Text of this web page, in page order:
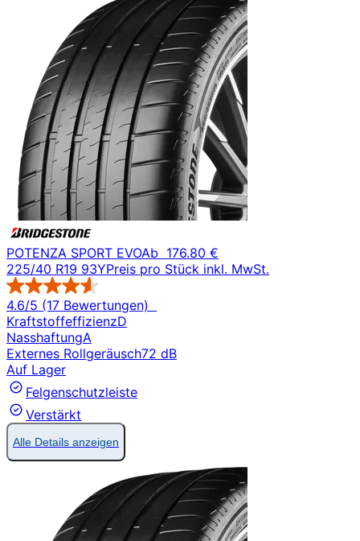
POTENZA SPORT EVOAb 176.80 €
225/40 R19 93YPreis pro Stück inkl. MwSt.
4.6/5 (17 Bewertungen)
KraftstoffeffizienzD
NasshaftungA
Externes Rollgeräusch72 dB
Auf Lager
Felgenschutzleiste
Verstärkt
Alle Details anzeigen